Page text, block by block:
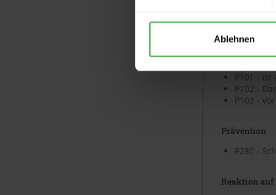
Ablehnen
Allgemein
P101 -
P102 -
P103 -
Prävention
P280 -
Reaktion auf